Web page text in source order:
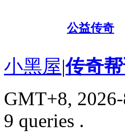
公益传奇
小黑屋|传奇
GMT+8,
9 queries .